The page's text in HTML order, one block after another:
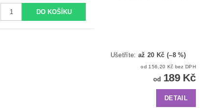
Ušetříte:až 20 Kč (–8 %)
od 156,20 Kč bez DPH
od 189 Kč
DETAIL